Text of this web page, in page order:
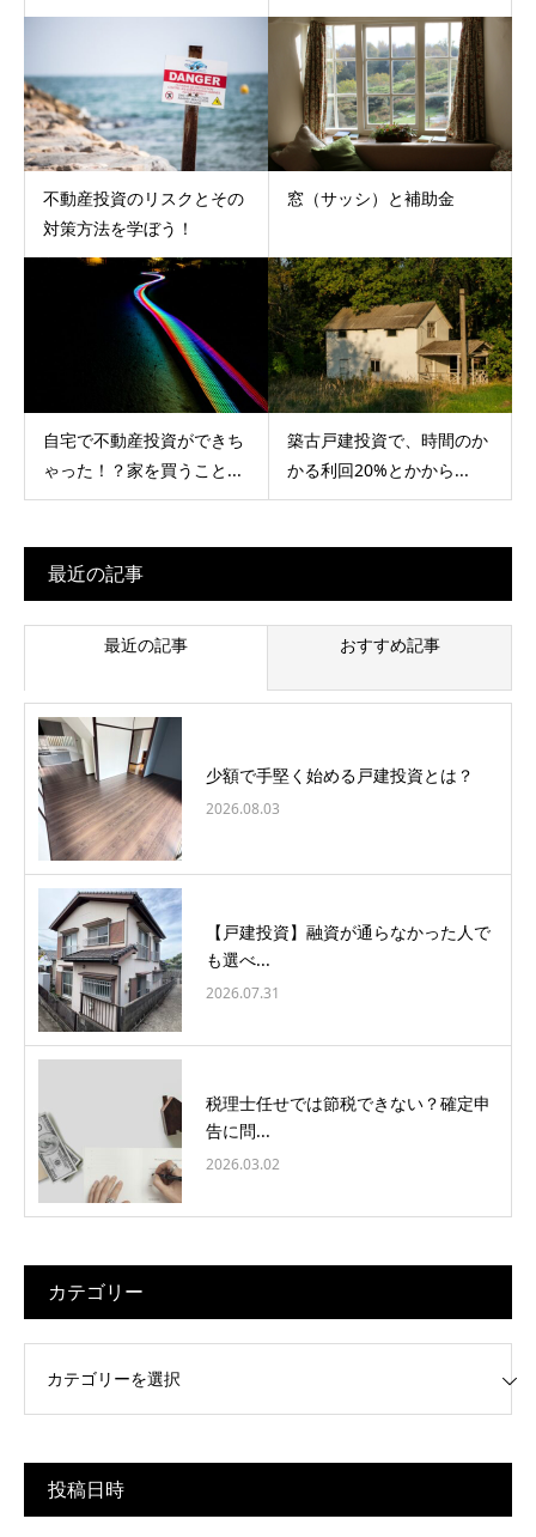
不動産投資のリスクとその
対策方法を学ぼう！
窓（サッシ）と補助金
自宅で不動産投資ができち
ゃった！？家を買うこと...
築古戸建投資で、時間のか
かる利回20%とかから...
最近の記事
最近の記事 おすすめ記事
少額で手堅く始める戸建投資とは？
2026.08.03
【戸建投資】融資が通らなかった人で
も選べ...
2026.07.31
税理士任せでは節税できない？確定申
告に問...
2026.03.02
カテゴリー
投稿日時